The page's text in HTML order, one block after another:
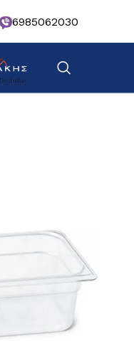
6985062030